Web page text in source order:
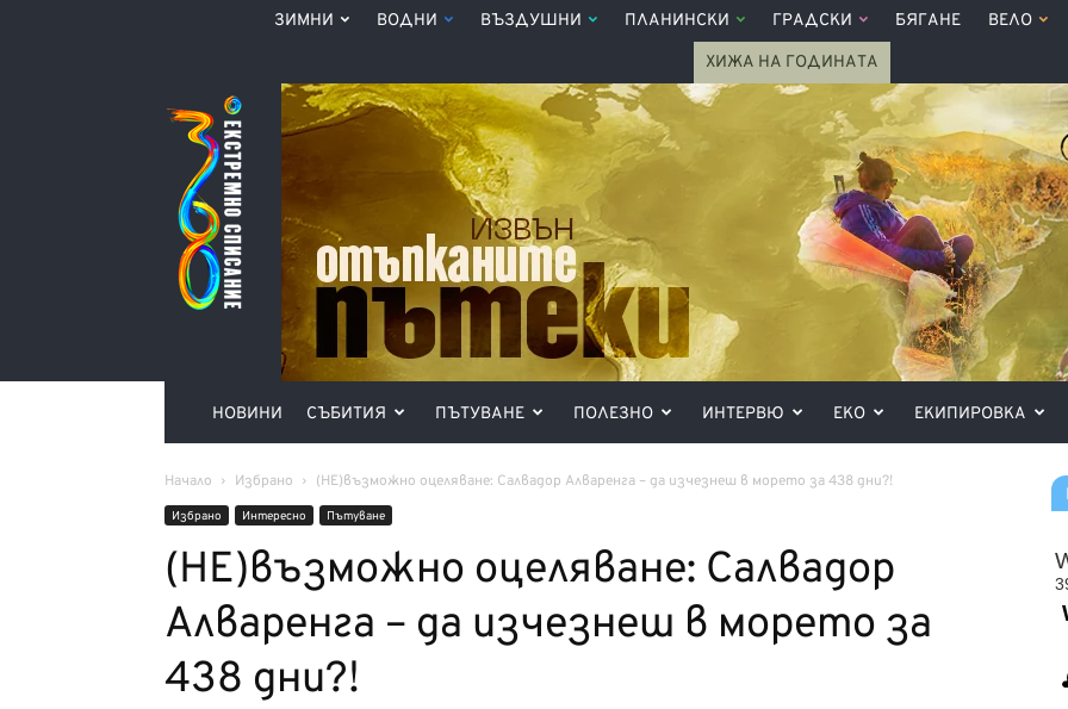
ЗИМНИ ВОДНИ ВЪЗДУШНИ ПЛАНИНСКИ ГРАДСКИ БЯГАНЕ ВЕЛО
ХИЖА НА ГОДИНАТА
Списание
360°
НОВИНИ СЪБИТИЯ ПЪТУВАНЕ ПОЛЕЗНО ИНТЕРВЮ ЕКО ЕКИПИРОВКА
Начало Избрано (НЕ)възможно оцеляване: Салвадор Алваренга – да изчезнеш в морето за 438 дни?!
Избрано Интерeсно Пътуване
(НЕ)възможно оцеляване: Салвадор
Алваренга – да изчезнеш в морето за
438 дни?!